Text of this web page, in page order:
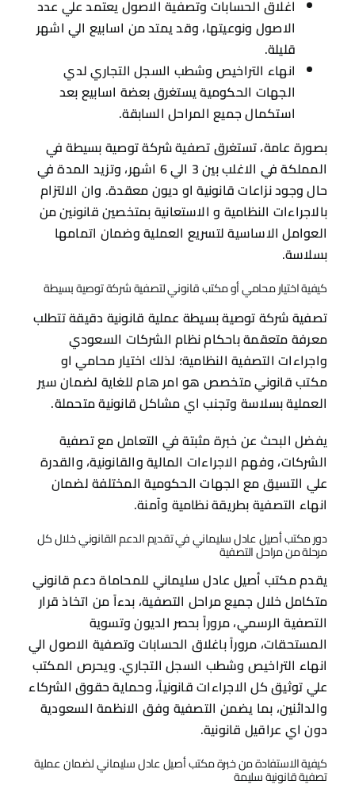
اغلاق الحسابات وتصفية الاصول يعتمد علي عدد
الاصول ونوعيتها، وقد يمتد من اسابيع الي اشهر
قليلة.
انهاء التراخيص وشطب السجل التجاري لدي
الجهات الحكومية يستغرق بعضة اسابيع بعد
استكمال جميع المراحل السابقة.
بصورة عامة، تستغرق تصفية شركة توصية بسيطة في
المملكة في الاغلب بين 3 الي 6 اشهر، وتزيد المدة في
حال وجود نزاعات قانونية او ديون معقدة. وان الالتزام
بالاجراءات النظامية و الاستعانية بمتخصين قانونين من
العوامل الاساسية لتسريع العملية وضمان اتمامها
بسلاسة.
كيفية اختيار محامي أو مكتب قانوني لتصفية شركة توصية بسيطة
تصفية شركة توصية بسيطة عملية قانونية دقيقة تتطلب
معرفة متعقمة باحكام نظام الشركات السعودي
واجراءات التصفية النظامية؛ لذلك اختيار محامي او
مكتب قانوني متخصص هو امر هام للغاية لضمان سير
العملية بسلاسة وتجنب اي مشاكل قانونية متحملة.
يفضل البحث عن خبرة مثبتة في التعامل مع تصفية
الشركات، وفهم الاجراءات المالية والقانونية، والقدرة
علي التسيق مع الجهات الحكومية المختلفة لضمان
انهاء التصفية بطريقة نظامية وآمنة.
دور مكتب أصيل عادل سليماني في تقديم الدعم القانوني خلال كل
مرحلة من مراحل التصفية
يقدم مكتب أصيل عادل سليماني للمحاماة دعم قانوني
متكامل خلال جميع مراحل التصفية، بدءاً من اتخاذ قرار
التصفية الرسمي، مروراً بحصر الديون وتسوية
المستحقات، مروراً باغلاق الحسابات وتصفية الاصول الي
انهاء التراخيص وشطب السجل التجاري. ويحرص المكتب
علي توثيق كل الاجراءات قانونياً، وحماية حقوق الشركاء
والدائنين، بما يضمن التصفية وفق الانظمة السعودية
دون اي عراقيل قانونية.
كيفية الاستفادة من خبرة مكتب أصيل عادل سليماني لضمان عملية
تصفية قانونية سليمة